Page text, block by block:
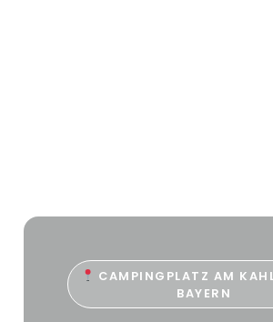
CAMPINGPLATZ AM
BAYERN